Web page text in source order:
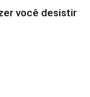
você desistir